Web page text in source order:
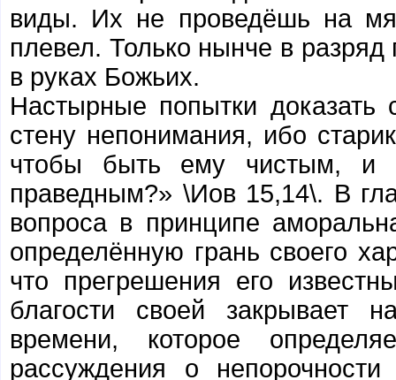
виды. Их не проведёшь на
плевел. Только нынче в
в руках Божьих.
Настырные попытки доказать
стену непонимания, ибо
чтобы быть ему чистым, и
праведным?» \Иов 15,14\. В
вопроса в принципе
определённую грань своего
что прегрешения его
благости своей закрывает
времени, которое
рассуждения о